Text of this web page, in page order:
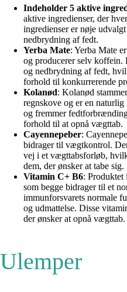
Indeholder 5 aktive
aktive ingredienser, der
ingredienser er nøje
nedbrydning af fedt.
Yerba Mate: Yerba Mate
og producerer selv
og nedbrydning af fedt,
forhold til konkurrerende
Kolanød: Kolanød
regnskove og er en
og fremmer
forhold til at opnå vægttab.
Cayennepeber:
bidrager til vægtkontrol.
vej i et vægttabsforløb,
dem, der ønsker at tabe sig.
Vitamin C+ B6: Produktet
som begge bidrager til et
immunforsvarets normale
og udmattelse. Disse
der ønsker at opnå vægttab.
Ulemper